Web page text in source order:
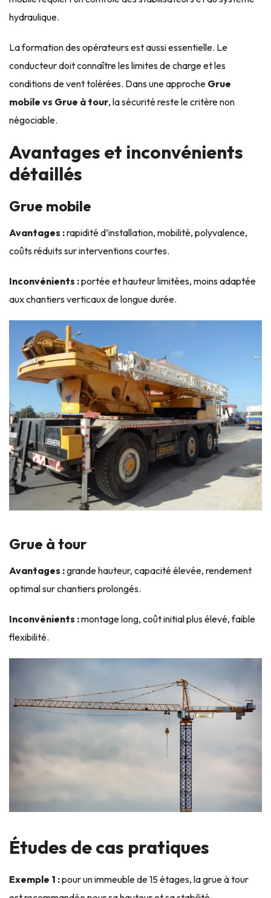
hydraulique.
La formation des opérateurs est aussi essentielle. Le
conducteur doit connaître les limites de charge et les
conditions de vent tolérées. Dans une approche Grue
mobile vs Grue à tour, la sécurité reste le critère non
négociable.
Avantages et inconvénients
détaillés
Grue mobile
Avantages :rapidité d’installation, mobilité, polyvalence,
coûts réduits sur interventions courtes.
Inconvénients :portée et hauteur limitées, moins adaptée
aux chantiers verticaux de longue durée.
Grue à tour
Avantages :grande hauteur, capacité élevée, rendement
optimal sur chantiers prolongés.
Inconvénients :montage long, coût initial plus élevé, faible
flexibilité.
Études de cas pratiques
Exemple 1 :pour un immeuble de 15 étages, la grue à tour